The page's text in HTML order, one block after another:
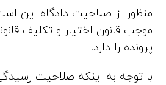
منظور از صلاحیت دادگاه این
موجب قانون اختیار و تکلیف
پرونده را دارد.
با توجه به اینکه صلاحیت